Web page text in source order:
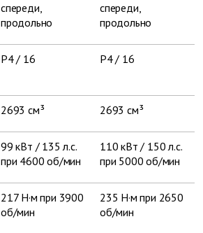
спереди,
продольно
спереди,
продольно
Р4 / 16 Р4 / 16
2693 см³ 2693 см³
99 кВт / 135 л.с.
при 4600 об/мин
110 кВт / 150 л.с.
при 5000 об/мин
217 Н·м при 3900
об/мин
235 Н·м при 2650
об/мин